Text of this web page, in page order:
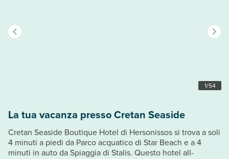
1/54
La tua vacanza presso Cretan Seaside
Cretan Seaside Boutique Hotel di Hersonissos si trova a soli
4 minuti a piedi da Parco acquatico di Star Beach e a 4
minuti in auto da Spiaggia di Stalis. Questo hotel all-